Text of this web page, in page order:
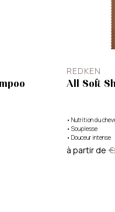
REDKEN
All Soft
• Nutrition du
• Souplesse
• Douceur intense
à partir de